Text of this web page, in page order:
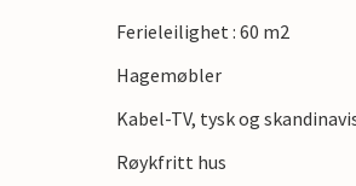
restaurerte smugene
langs den
markedet.
Ferieleilighet : 60 m2
Hagemøbler
Kabel-TV, tysk og
Røykfritt hus